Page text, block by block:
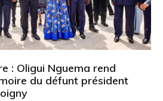
: Oligui Nguema rend
du défunt président